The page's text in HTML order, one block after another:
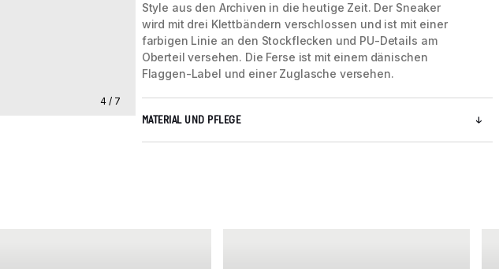
4 / 7 5 / 7
Style aus den Archiven in die heutige Zeit. Der Sneaker
wird mit drei Klettbändern verschlossen und ist mit einer
farbigen Linie an den Stockflecken und PU-Details am
Oberteil versehen. Die Ferse ist mit einem dänischen
Flaggen-Label und einer Zuglasche versehen.
MATERIAL UND PFLEGE